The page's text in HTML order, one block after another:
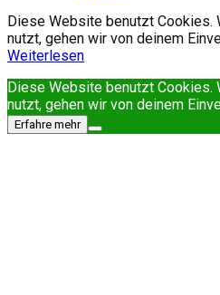
Diese Website benutzt Cookies.
nutzt, gehen wir von deinem
Weiterlesen
Diese Website benutzt Cookies.
nutzt, gehen wir von deinem
Erfahre mehr